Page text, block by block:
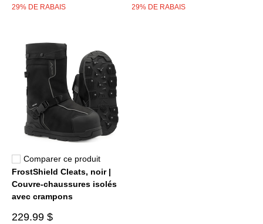
29% DE RABAIS 29% DE RABAIS
Comparer ce produit
FrostShield Cleats, noir |
Couvre-chaussures isolés
avec crampons
229.99 $